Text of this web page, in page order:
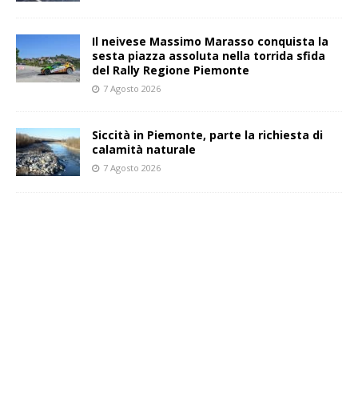
Il neivese Massimo Marasso conquista la
sesta piazza assoluta nella torrida sfida
del Rally Regione Piemonte
7 Agosto 2026
Siccità in Piemonte, parte la richiesta di
calamità naturale
7 Agosto 2026